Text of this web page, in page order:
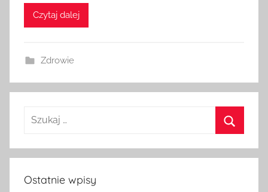
Czytaj dalej
Zdrowie
Szukaj:
Ostatnie wpisy